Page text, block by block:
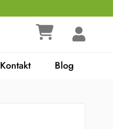
Kontakt Blog